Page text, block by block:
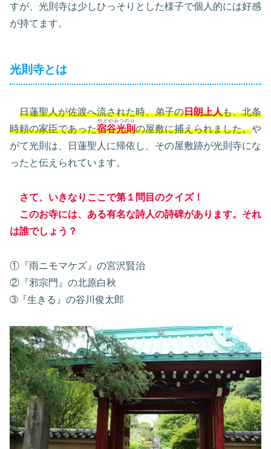
すが、光則寺は少しひっそりとした様子で個人的には好感
が持てます。
光則寺とは
日蓮聖人が佐渡へ流された時、弟子の日朗上人も、北条
時頼の家臣であった宿谷光則
やどやみつのり
の屋敷に捕えられました。や
がて光則は、日蓮聖人に帰依し、その屋敷跡が光則寺にな
ったと伝えられています。
さて、いきなりここで第１問目のクイズ！
このお寺には、ある有名な詩人の詩碑があります。それ
は誰でしょう？
①『雨ニモマケズ』の宮沢賢治
②『邪宗門』の北原白秋
➂『生きる』の谷川俊太郎